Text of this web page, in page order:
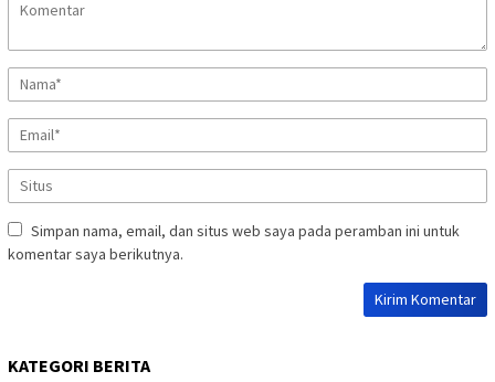
Simpan nama, email, dan situs web saya pada peramban ini untuk
komentar saya berikutnya.
KATEGORI BERITA